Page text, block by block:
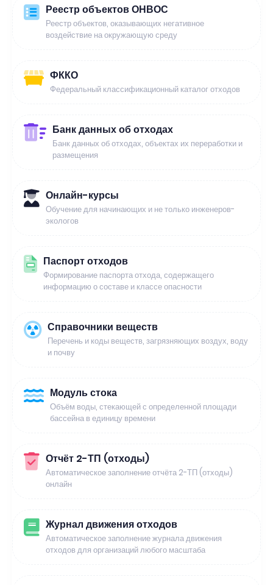
Реестр объектов ОНВОС
Реестр объектов, оказывающих негативное
воздействие на окружающую среду
ФККО
Федеральный классификационный каталог отходов
Банк данных об отходах
Банк данных об отходах, объектах их переработки и
размещения
Онлайн-курсы
Обучение для начинающих и не только инженеров-
экологов
Паспорт отходов
Формирование паспорта отхода, содержащего
информацию о составе и классе опасности
Справочники веществ
Перечень и коды веществ, загрязняющих воздух, воду
и почву
Модуль стока
Объём воды, стекающей с определенной площади
бассейна в единицу времени
Отчёт 2-ТП (отходы)
Автоматическое заполнение отчёта 2-ТП (отходы)
онлайн
Журнал движения отходов
Автоматическое заполнение журнала движения
отходов для организаций любого масштаба